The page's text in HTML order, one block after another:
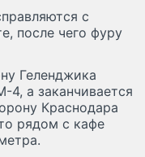
с
после чего фуру
Геленджика
4, а заканчивается
Краснодара
рядом с кафе